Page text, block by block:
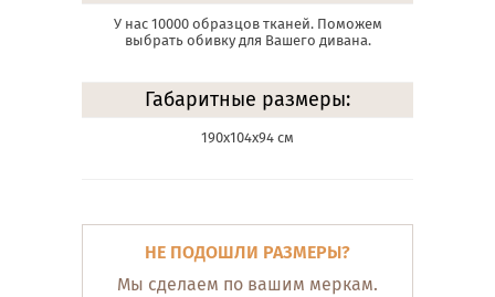
У нас 10000 образцов тканей. Поможем
выбрать обивку для Вашего дивана.
Габаритные размеры:
190х104х94 см
НЕ ПОДОШЛИ РАЗМЕРЫ?
Мы сделаем по вашим меркам.